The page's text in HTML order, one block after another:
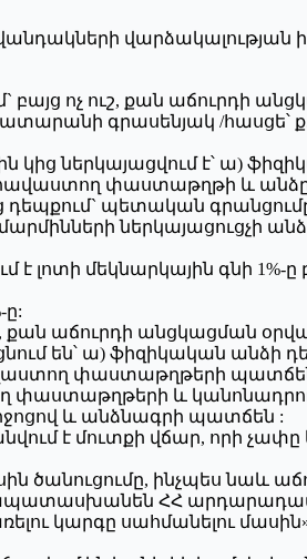
վարձակալության
բայց ոչ ուշ, քան աճուրդի
գրասենյակ /հասցե՝
կից ներկայացվում է՝ ա)
հավաստող փաստաթղթի և
պետական
ներկայացուցչի
մեկնարկային գնի 1%-ը
քան աճուրդի անցկացման
են՝ ա) ֆիզիկական անձի
փաստաթղթերի
փաստաթղթերի և
և անձնագրի պատճեն :
է մուտքի վճար, որի չափը
ծանուցումը, ինչպես նաև
ՀՀ
կարգը սահմանելու մասին»